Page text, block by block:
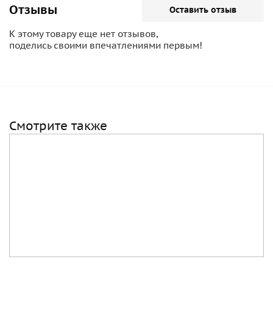
Отзывы Оставить отзыв
К этому товару еще нет отзывов,
поделись своими впечатлениями первым!
Смотрите также